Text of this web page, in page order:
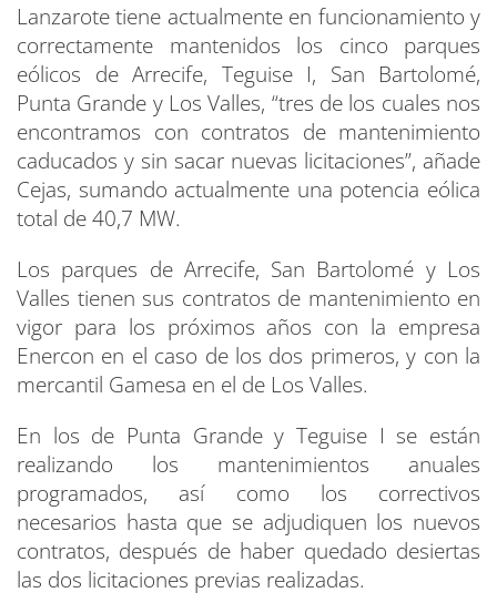
Lanzarote tiene actualmente en funcionamiento y
correctamente mantenidos los cinco parques
eólicos de Arrecife, Teguise I, San Bartolomé,
Punta Grande y Los Valles, “tres de los cuales nos
encontramos con contratos de mantenimiento
caducados y sin sacar nuevas licitaciones”, añade
Cejas, sumando actualmente una potencia eólica
total de 40,7 MW.
Los parques de Arrecife, San Bartolomé y Los
Valles tienen sus contratos de mantenimiento en
vigor para los próximos años con la empresa
Enercon en el caso de los dos primeros, y con la
mercantil Gamesa en el de Los Valles.
En los de Punta Grande y Teguise I se están
realizando los mantenimientos anuales
programados, así como los correctivos
necesarios hasta que se adjudiquen los nuevos
contratos, después de haber quedado desiertas
las dos licitaciones previas realizadas.